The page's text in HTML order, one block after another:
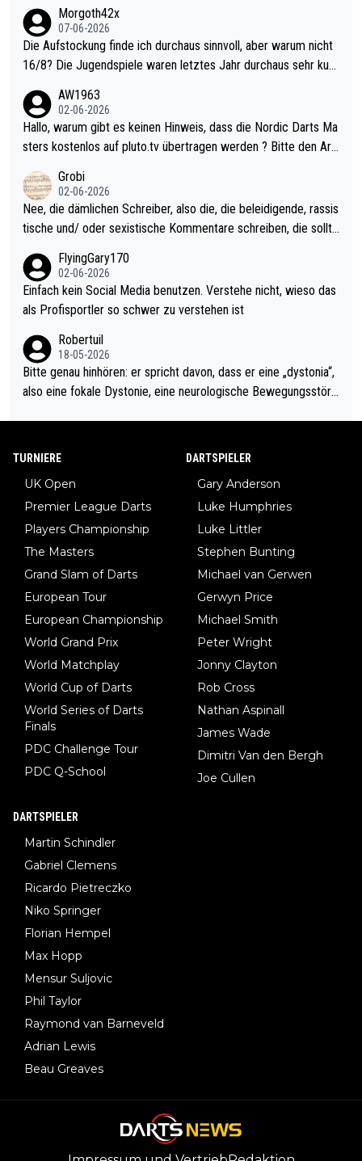
Morgoth42x
07-06-2026
Die Aufstockung finde ich durchaus sinnvoll, aber warum nicht
16/8? Die Jugendspiele waren letztes Jahr durchaus sehr kurz
Allerdings ist Mitchell Lawrie als Nummer 1 der Welt eh qualifi
ziert. Somit ändert die automatische Qualifikation des Weltmei
sters erstmal nichts. Ich denke sie wollen damit für nächstes J
ohl wenig WDF Turniere spielen. Dies war bei Archie Self letzt
es Jahr der Fall. Er musste als amtierender Weltmeister durch
den Qualifier und ich glaube kaum, dass Mitchel sich das (in Ve
el hat.
AW1963
02-06-2026
Hallo, warum gibt es keinen Hinweis, dass die Nordic Darts Ma
sters kostenlos auf pluto.tv übertragen werden ? Bitte den Arti
Grobi
02-06-2026
Nee, die dämlichen Schreiber, also die, die beleidigende, rassis
tische und/ oder sexistische Kommentare schreiben, die sollte
s Leben in den Griff kriegen. Nur eins wundert mich: Luke Little
r war doch neulich erst derjenige, der über Social Media GvV p
rovoziert hat. Und Littlers Mutter schießt öfters mal gegen Ric
FlyingGary170
02-06-2026
Einfach kein Social Media benutzen. Verstehe nicht, wieso das
als Profisportler so schwer zu verstehen ist
Robertuil
18-05-2026
Bitte genau hinhören: er spricht davon, dass er eine „dystonia“,
also eine fokale Dystonie, eine neurologische Bewegungsstöru
be immer noch, dass sehr viele der Dartits-Fälle fälschlich psy
diese könnten teils wirksam behandelt werden! Dafür müsste
man nur zum Neurologen und nicht zum Mentaltrainer gehen…
TURNIERE
UK Open
Premier League Darts
Players Championship
The Masters
Grand Slam of Darts
European Tour
European Championship
World Grand Prix
World Matchplay
World Cup of Darts
World Series of Darts
Finals
PDC Challenge Tour
PDC Q-School
DARTSPIELER
Gary Anderson
Luke Humphries
Luke Littler
Stephen Bunting
Michael van Gerwen
Gerwyn Price
Michael Smith
Peter Wright
Jonny Clayton
Rob Cross
Nathan Aspinall
James Wade
Dimitri Van den Bergh
Joe Cullen
DARTSPIELER
Martin Schindler
Gabriel Clemens
Ricardo Pietreczko
Niko Springer
Florian Hempel
Max Hopp
Mensur Suljovic
Phil Taylor
Raymond van Barneveld
Adrian Lewis
Beau Greaves